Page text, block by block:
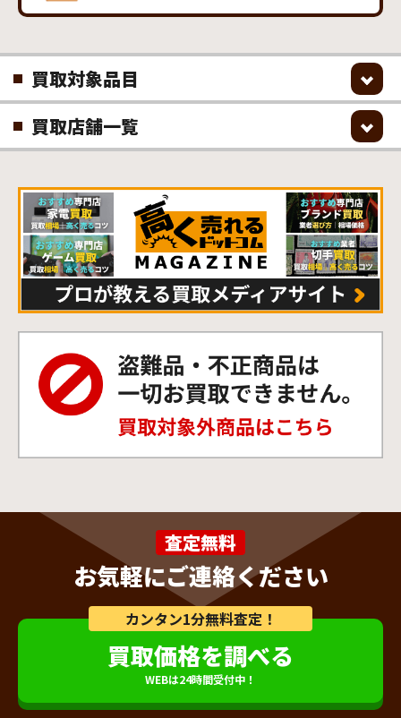
買取対象品目
買取店舗一覧
査定無料
お気軽にご連絡ください
カンタン1分無料査定！
買取価格を調べる
WEBは24時間受付中！